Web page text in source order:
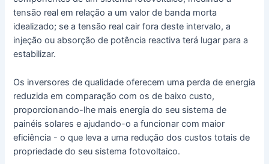
tensão real em relação a um valor de banda morta
idealizado; se a tensão real cair fora deste intervalo, a
injeção ou absorção de potência reactiva terá lugar para a
estabilizar.
Os inversores de qualidade oferecem uma perda de energia
reduzida em comparação com os de baixo custo,
proporcionando-lhe mais energia do seu sistema de
painéis solares e ajudando-o a funcionar com maior
eficiência - o que leva a uma redução dos custos totais de
propriedade do seu sistema fotovoltaico.